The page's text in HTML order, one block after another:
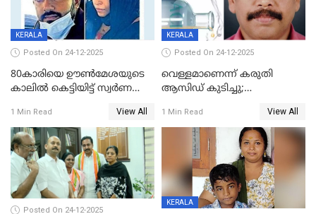
KERALA
Posted On 24-12-2025
80കാരിയെ ഊൺമേശയുടെ
കാലിൽ കെട്ടിയിട്ട് സ്വർണവും
കൊച്ചുമകനും സുഹൃത്തും
അറസ്റ്റിൽ
1 Min Read View All
KERALA
Posted On 24-12-2025
വെള്ളമാണെന്ന് കരുതി
ആസിഡ് കുടിച്ചു;
മരിച്ചു
1 Min Read View All
Posted On 24-12-2025
KERALA